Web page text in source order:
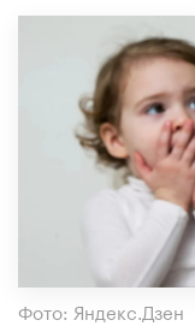
Фото: Яндекс.Дзен